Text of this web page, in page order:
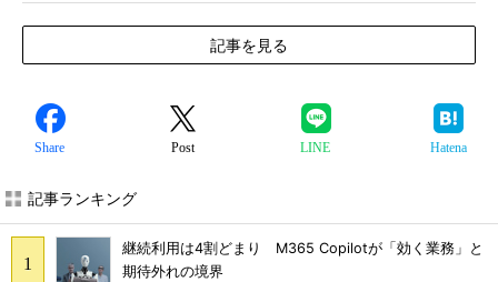
記事を見る
Share Post LINE Hatena
記事ランキング
継続利用は4割どまり M365 Copilotが「効く業務」と
期待外れの境界